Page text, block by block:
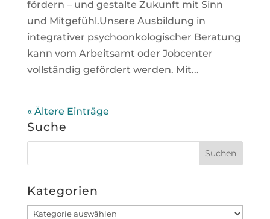
fördern – und gestalte Zukunft mit Sinn
und Mitgefühl.Unsere Ausbildung in
integrativer psychoonkologischer Beratung
kann vom Arbeitsamt oder Jobcenter
vollständig gefördert werden. Mit...
« Ältere Einträge
Suche
Kategorien
Kategorien